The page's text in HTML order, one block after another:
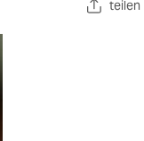
teilen